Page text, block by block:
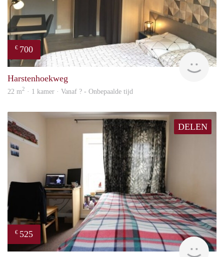
€ 700
Harstenhoekweg
22 m2 · 1 kamer · Vanaf ? - Onbepaalde tijd
DELEN
€ 525
rent